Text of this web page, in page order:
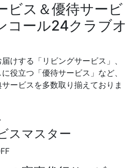
ビス＆優待サービ
コール24クラブオ
けする「リビングサービス」、
役立つ「優待サービス」など、
ービスを多数取り揃えておりま
スマスター